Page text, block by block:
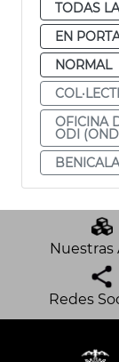
TODAS
EN
NORMAL
OFICINA
ODI
Nuestras
Redes